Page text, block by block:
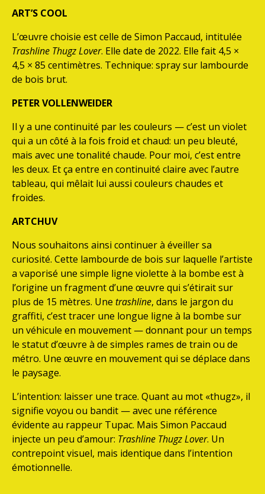
ART’S COOL
L’œuvre choisie est celle de Simon Paccaud, intitulée
Trashline Thugz Lover. Elle date de 2022. Elle fait 4,5 ×
4,5 × 85 centimètres. Technique: spray sur lambourde
de bois brut.
PETER VOLLENWEIDER
Il y a une continuité par les couleurs — c’est un violet
qui a un côté à la fois froid et chaud: un peu bleuté,
mais avec une tonalité chaude. Pour moi, c’est entre
les deux. Et ça entre en continuité claire avec l’autre
tableau, qui mêlait lui aussi couleurs chaudes et
froides.
ARTCHUV
Nous souhaitons ainsi continuer à éveiller sa
curiosité. Cette lambourde de bois sur laquelle l’artiste
a vaporisé une simple ligne violette à la bombe est à
l’origine un fragment d’une œuvre qui s’étirait sur
plus de 15 mètres. Une trashline, dans le jargon du
graffiti, c’est tracer une longue ligne à la bombe sur
un véhicule en mouvement — donnant pour un temps
le statut d’œuvre à de simples rames de train ou de
métro. Une œuvre en mouvement qui se déplace dans
le paysage.
L’intention: laisser une trace. Quant au mot «thugz», il
signifie voyou ou bandit — avec une référence
évidente au rappeur Tupac. Mais Simon Paccaud
injecte un peu d’amour: Trashline Thugz Lover. Un
contrepoint visuel, mais identique dans l’intention
émotionnelle.